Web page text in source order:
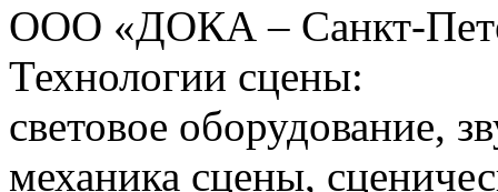
ООО «ДОКА – Санкт-
Технологии сцены:
световое оборудование,
механика сцены,